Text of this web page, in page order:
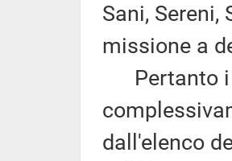
Sani, Sereni,
missione a
Pertanto i
dall'elenco